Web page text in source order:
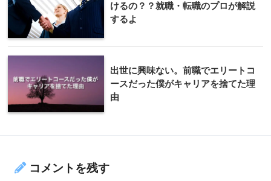
けるの？？就職・転職のプロが解説
するよ
出世に興味ない。前職でエリートコ
ースだった僕がキャリアを捨てた理
由
コメントを残す